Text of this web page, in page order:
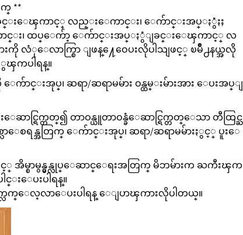
**
ခင္းေၾကာင့္ လည္းေကာင္း၊ ေက်ာင္းအပ္ႏွံႏႈ
င္း၊ ထပ္ေက်ာ့ ေက်ာင္းအပ္ႏွံျခင္းေၾကာင့္ လ
လံုေလာက္စြာ ျဖန္႔ေဝေပးလိုပါသျဖင့္ ၿမိဳ႕နယ္အလို
ကပါရန္။
င္းအုပ္၊ ဆရာ/ဆရာမမ်ား ဝန္ထမ္းမ်ားအား ေပးအပ္ျ
ဆာင္ရြက္တတ္၍ တာဝန္ယူတာဝန္ခံေဆာင္ရြက္တတ္ေသာ တီထြင္ႀ
ေစရန္အတြက္ ေက်ာင္းအုပ္၊ ဆရာ/ဆရာမမ်ားႏွင့္ ပူးေ
အိမ္စာမွန္မွန္လုပ္ေဆာင္ေရးအတြက္ မိဘမ်ားက ႀကီးၾက
းေပးပါရန္။
လက္ေလ့လာေပးပါရန္ ေျပာၾကားလိုပါတယ္။